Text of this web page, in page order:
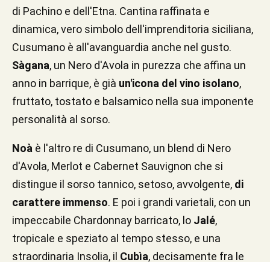
di Pachino e dell'Etna. Cantina raffinata e
dinamica, vero simbolo dell'imprenditoria siciliana,
Cusumano è all'avanguardia anche nel gusto.
Sàgana, un Nero d'Avola in purezza che affina un
anno in barrique, è già un'icona del vino isolano,
fruttato, tostato e balsamico nella sua imponente
personalità al sorso.
Noà è l'altro re di Cusumano, un blend di Nero
d'Avola, Merlot e Cabernet Sauvignon che si
distingue il sorso tannico, setoso, avvolgente, di
carattere immenso. E poi i grandi varietali, con un
impeccabile Chardonnay barricato, lo Jalé,
tropicale e speziato al tempo stesso, e una
straordinaria Insolia, il Cubìa, decisamente fra le